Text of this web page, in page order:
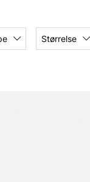
Størrelse